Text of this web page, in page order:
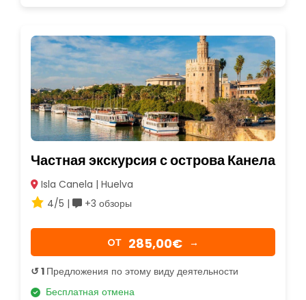
Частная экскурсия с острова Канела
Isla Canela | Huelva
4/5 |
+3 обзоры
OТ 285,00€ →
↺ 1 Предложения по этому виду деятельности
Бесплатная отмена